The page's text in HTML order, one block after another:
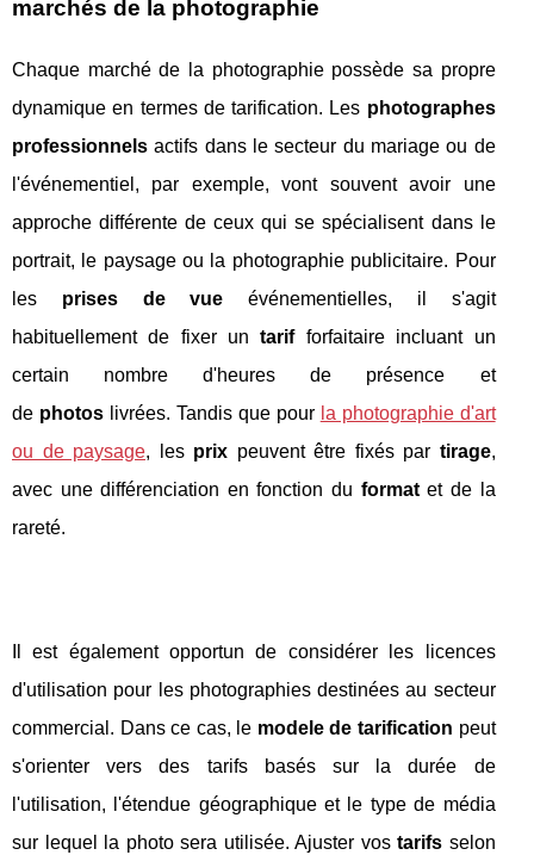
marchés de la photographie
Chaque marché de la photographie possède sa propre
dynamique en termes de tarification. Les photographes
professionnels actifs dans le secteur du mariage ou de
l'événementiel, par exemple, vont souvent avoir une
approche différente de ceux qui se spécialisent dans le
portrait, le paysage ou la photographie publicitaire. Pour
les prises de vue événementielles, il s'agit
habituellement de fixer untarifforfaitaire incluant un
certain nombre d'heures de présence et
de photoslivrées. Tandis que pour la photographie d'art
ou de paysage, les prix peuvent être fixés par tirage,
avec une différenciation en fonction du formatet de la
rareté.
Il est également opportun de considérer les licences
d'utilisation pour les photographies destinées au secteur
commercial. Dans ce cas, le modele de tarification peut
s'orienter vers des tarifs basés sur la durée de
l'utilisation, l'étendue géographique et le type de média
sur lequel la photo sera utilisée. Ajuster vostarifs selon